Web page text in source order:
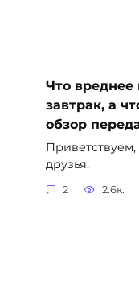
Что вреднее
завтрак, а
обзор
друзья.
2 2.6к.